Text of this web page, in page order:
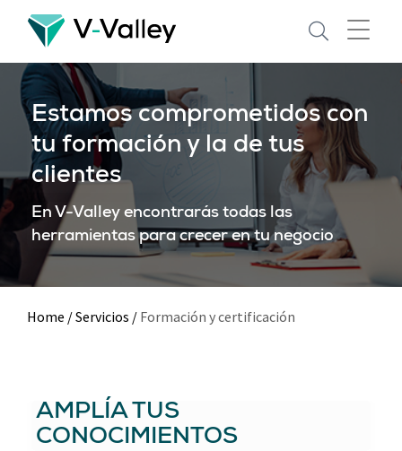
Skip
main
content
Estamos comprometidos con
tu formación y la de tus
clientes
En V-Valley encontrarás todas las
herramientas para crecer en tu negocio
Home /Servicios / Formación y certificación
AMPLÍA TUS
CONOCIMIENTOS